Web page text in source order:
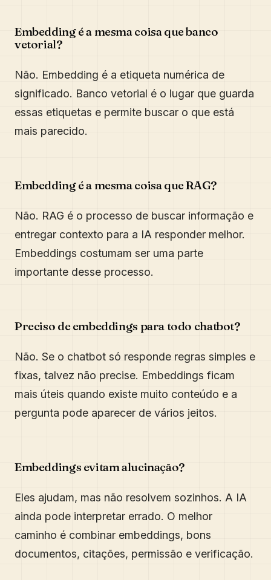
Embedding é a mesma coisa que banco
vetorial?
Não. Embedding é a etiqueta numérica de
significado. Banco vetorial é o lugar que guarda
essas etiquetas e permite buscar o que está
mais parecido.
Embedding é a mesma coisa que RAG?
Não. RAG é o processo de buscar informação e
entregar contexto para a IA responder melhor.
Embeddings costumam ser uma parte
importante desse processo.
Preciso de embeddings para todo chatbot?
Não. Se o chatbot só responde regras simples e
fixas, talvez não precise. Embeddings ficam
mais úteis quando existe muito conteúdo e a
pergunta pode aparecer de vários jeitos.
Embeddings evitam alucinação?
Eles ajudam, mas não resolvem sozinhos. A IA
ainda pode interpretar errado. O melhor
caminho é combinar embeddings, bons
documentos, citações, permissão e verificação.